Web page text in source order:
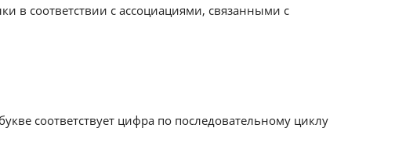
в соответствии с ассоциациями, связанными с
соответствует цифра по последовательному циклу